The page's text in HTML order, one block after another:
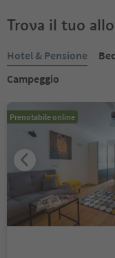
Trova il tuo
Hotel & Pensione
Campeggio
Prenotabile online